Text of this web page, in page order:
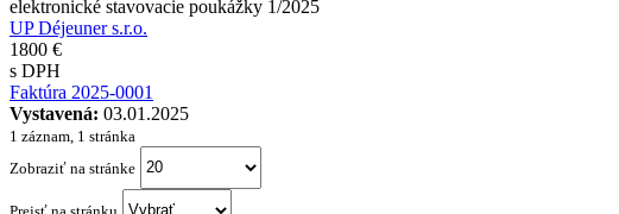
elektronické stavovacie poukážky 1/2025
UP Déjeuner s.r.o.
1800 €
s DPH
Faktúra 2025-0001
Vystavená: 03.01.2025
1 záznam, 1 stránka
Zobraziť na stránke
Prejsť na stránku